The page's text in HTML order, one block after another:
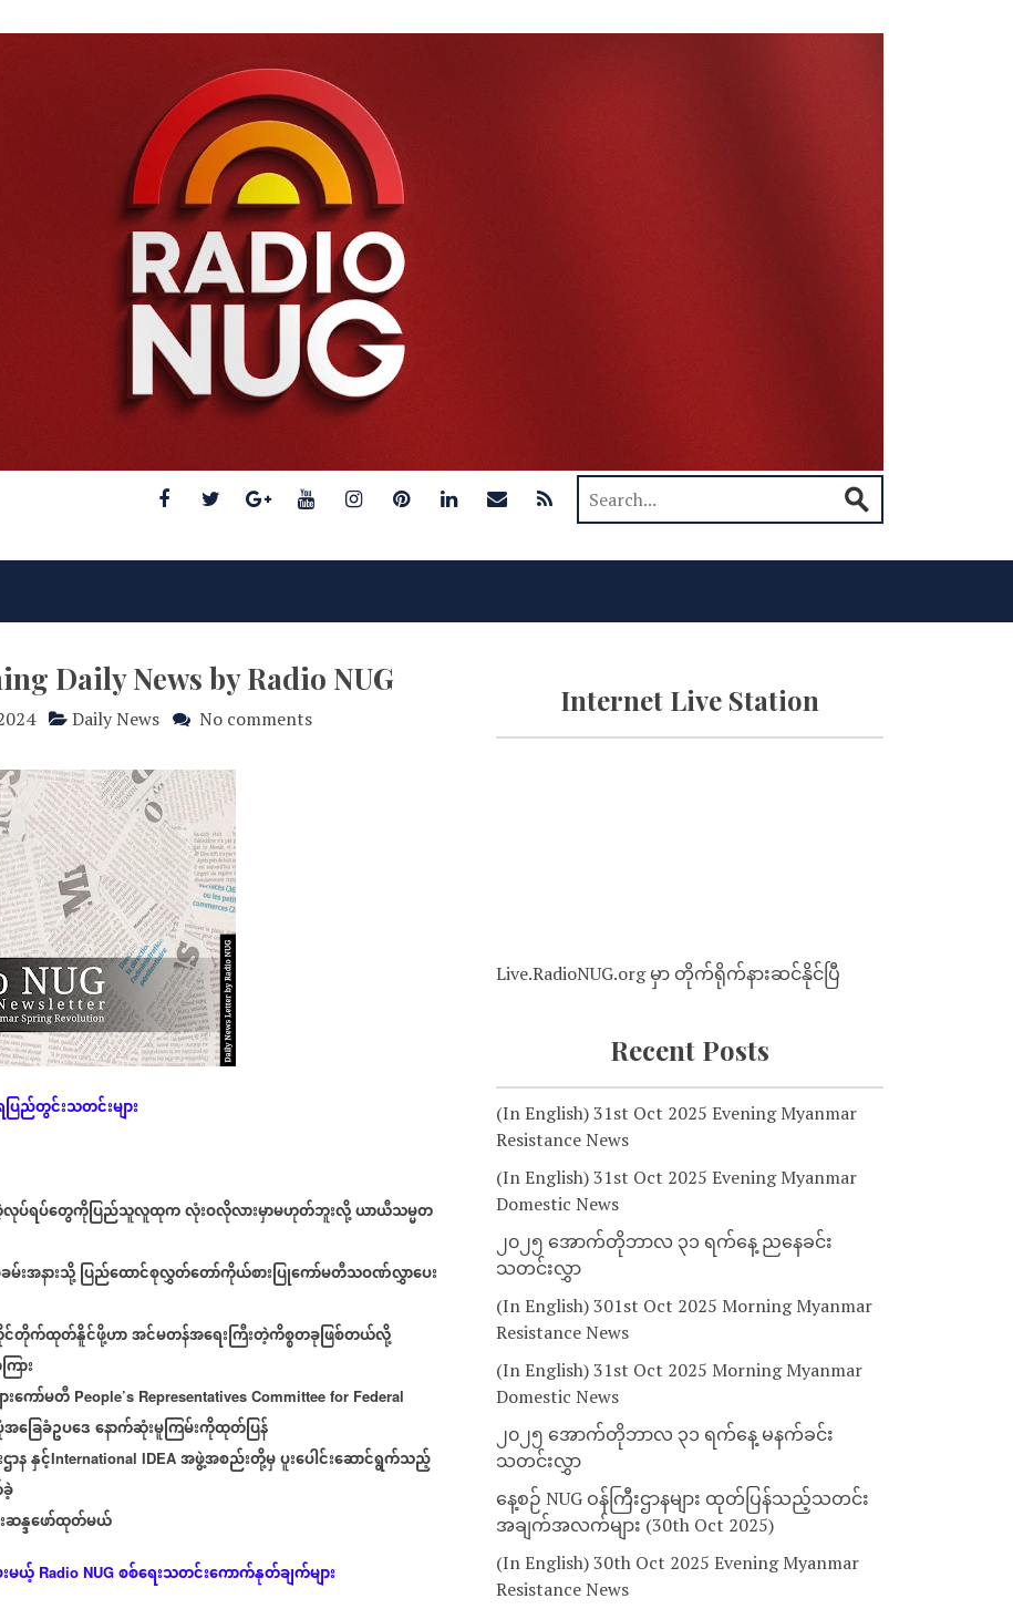
Daily News by Radio NUG
Daily News No comments
ြည်တွင်းသတင်းများ
တဲ့လုပ်ရပ်တွေကိုပြည်သူလူထုကလုံးဝလိုလားမှာမဟုတ်ဘူးလို့ယာယီသမ္မတ
မ်းအနားသို့ပြည်ထောင်စုလွှတ်တော်ကိုယ်စားပြုကော်မတီသဝဏ်လွှာပေး
တိုင်တိုက်ထုတ်နိူင်ဖို့ဟာအင်မတန်အရေးကြီးတဲ့ကိစ္စတခုဖြစ်တယ်လို့
ား
းကော်မတီ People’s Representatives Committee for Federal
ခြေခံဥပဒေနောက်ဆုံးမူကြမ်းကိုထုတ်ပြန်
ာနနှင့်International IDEA အဖွဲ့အစည်းတို့မှပူးပေါင်းဆောင်ရွက်သည့်
းဆန္ဒဖော်ထုတ်မယ်
မယ့် Radio NUG စစ်ရေးသတင်းကောက်နုတ်ချက်များ
Internet Live Station
Live.RadioNUG.org မှာ တိုက်ရိုက်နားဆင်နိုင်ပြီ
Recent Posts
(In English) 31st Oct 2025 Evening Myanmar
Resistance News
(In English) 31st Oct 2025 Evening Myanmar
Domestic News
၂၀၂၅ အောက်တိုဘာလ ၃၁ ရက်နေ့ ညနေခင်း
သတင်းလွှာ
(In English) 301st Oct 2025 Morning Myanmar
Resistance News
(In English) 31st Oct 2025 Morning Myanmar
Domestic News
၂၀၂၅ အောက်တိုဘာလ ၃၁ ရက်နေ့ မနက်ခင်း
သတင်းလွှာ
နေ့စဉ် NUG ဝန်ကြီးဌာနများ ထုတ်ပြန်သည့်သတင်း
အချက်အလက်များ (30th Oct 2025)
(In English) 30th Oct 2025 Evening Myanmar
Resistance News